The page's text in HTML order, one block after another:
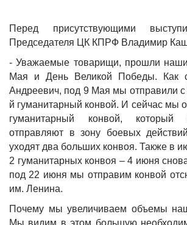
Перед присутствующими
Председателя ЦК КПРФ Владимир
- Уважаемые товарищи, прошли
Мая и День Великой Победы. Как
Андреевич, под 9 Мая мы отправили
й гуманитарный конвой. И сейчас мы
гуманитарный конвой,
отправляют в зону боевых
уходят два больших конвоя. Также в
2 гуманитарных конвоя – 4 июня
под 22 июня мы отправим конвой
им. Ленина.
Почему мы увеличиваем объемы
Мы видим в этом большую